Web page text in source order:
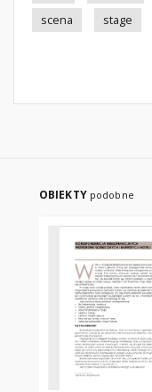
scena
stage
OBIEKTY podobne